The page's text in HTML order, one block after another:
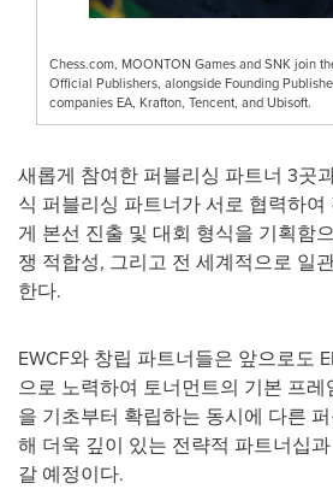
Chess.com, MOONTON Games and SNK join
Official Publishers, alongside Founding
companies EA, Krafton, Tencent, and Ubisoft.
새롭게 참여한 퍼블리싱 파트너 3곳
식 퍼블리싱 파트너가 서로 협력하
게 본선 진출 및 대회 형식을 기획함
쟁 적합성, 그리고 전 세계적으로 일
한다.
EWCF와 창립 파트너들은 앞으로도
으로 노력하여 토너먼트의 기본 프레
을 기초부터 확립하는 동시에 다른
해 더욱 깊이 있는 전략적 파트너십
갈 예정이다.